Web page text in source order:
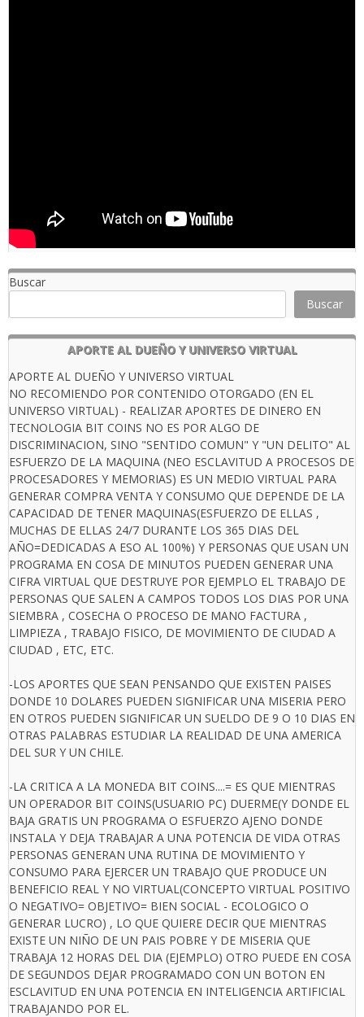
Buscar
Buscar
APORTE AL DUEÑO Y UNIVERSO VIRTUAL
APORTE AL DUEÑO Y UNIVERSO VIRTUAL
NO RECOMIENDO POR CONTENIDO OTORGADO (EN EL
UNIVERSO VIRTUAL) - REALIZAR APORTES DE DINERO EN
TECNOLOGIA BIT COINS NO ES POR ALGO DE
DISCRIMINACION, SINO "SENTIDO COMUN" Y "UN DELITO" AL
ESFUERZO DE LA MAQUINA (NEO ESCLAVITUD A PROCESOS DE
PROCESADORES Y MEMORIAS) ES UN MEDIO VIRTUAL PARA
GENERAR COMPRA VENTA Y CONSUMO QUE DEPENDE DE LA
CAPACIDAD DE TENER MAQUINAS(ESFUERZO DE ELLAS ,
MUCHAS DE ELLAS 24/7 DURANTE LOS 365 DIAS DEL
AÑO=DEDICADAS A ESO AL 100%) Y PERSONAS QUE USAN UN
PROGRAMA EN COSA DE MINUTOS PUEDEN GENERAR UNA
CIFRA VIRTUAL QUE DESTRUYE POR EJEMPLO EL TRABAJO DE
PERSONAS QUE SALEN A CAMPOS TODOS LOS DIAS POR UNA
SIEMBRA , COSECHA O PROCESO DE MANO FACTURA ,
LIMPIEZA , TRABAJO FISICO, DE MOVIMIENTO DE CIUDAD A
CIUDAD , ETC, ETC.
-LOS APORTES QUE SEAN PENSANDO QUE EXISTEN PAISES
DONDE 10 DOLARES PUEDEN SIGNIFICAR UNA MISERIA PERO
EN OTROS PUEDEN SIGNIFICAR UN SUELDO DE 9 O 10 DIAS EN
OTRAS PALABRAS ESTUDIAR LA REALIDAD DE UNA AMERICA
DEL SUR Y UN CHILE.
-LA CRITICA A LA MONEDA BIT COINS....= ES QUE MIENTRAS
UN OPERADOR BIT COINS(USUARIO PC) DUERME(Y DONDE EL
BAJA GRATIS UN PROGRAMA O ESFUERZO AJENO DONDE
INSTALA Y DEJA TRABAJAR A UNA POTENCIA DE VIDA OTRAS
PERSONAS GENERAN UNA RUTINA DE MOVIMIENTO Y
CONSUMO PARA EJERCER UN TRABAJO QUE PRODUCE UN
BENEFICIO REAL Y NO VIRTUAL(CONCEPTO VIRTUAL POSITIVO
O NEGATIVO= OBJETIVO= BIEN SOCIAL - ECOLOGICO O
GENERAR LUCRO) , LO QUE QUIERE DECIR QUE MIENTRAS
EXISTE UN NIÑO DE UN PAIS POBRE Y DE MISERIA QUE
TRABAJA 12 HORAS DEL DIA (EJEMPLO) OTRO PUEDE EN COSA
DE SEGUNDOS DEJAR PROGRAMADO CON UN BOTON EN
ESCLAVITUD EN UNA POTENCIA EN INTELIGENCIA ARTIFICIAL
TRABAJANDO POR EL.